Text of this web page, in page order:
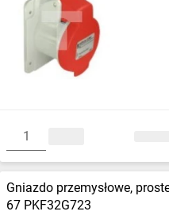
Gniazdo przemysłowe,
67 PKF32G723